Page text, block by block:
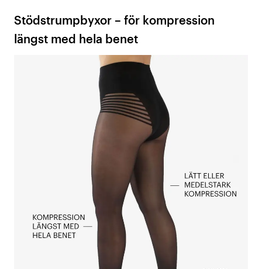
Stödstrumpbyxor – för kompression
längst med hela benet